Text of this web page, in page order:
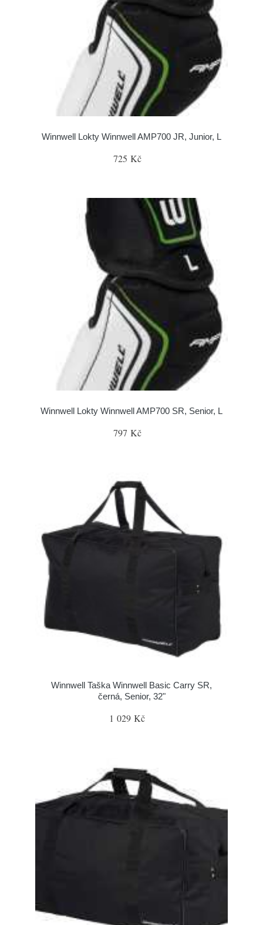
Winnwell Lokty Winnwell AMP700 JR, Junior, L
725 Kč
Winnwell Lokty Winnwell AMP700 SR, Senior, L
797 Kč
Winnwell Taška Winnwell Basic Carry SR,
černá, Senior, 32"
1 029 Kč